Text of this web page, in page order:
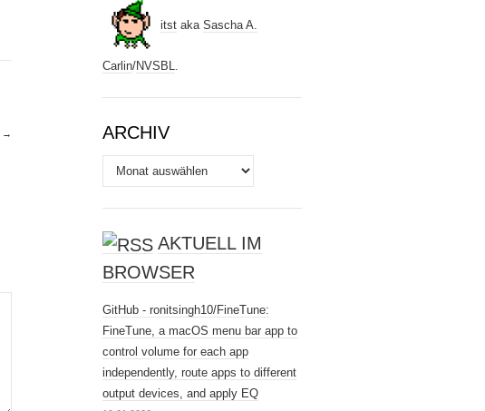
→
itst aka Sascha A.
Carlin/NVSBL.
ARCHIV
Archiv
AKTUELL IM
BROWSER
GitHub - ronitsingh10/FineTune:
FineTune, a macOS menu bar app to
control volume for each app
independently, route apps to different
output devices, and apply EQ